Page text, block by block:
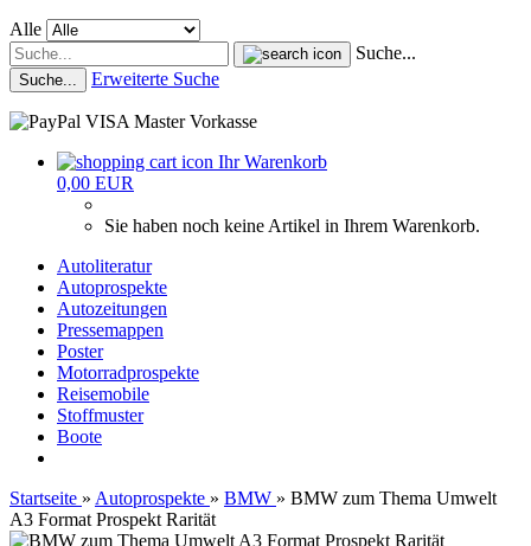
Alle
Suche...
Suche... Erweiterte Suche
Ihr Warenkorb
0,00 EUR
Sie haben noch keine Artikel in Ihrem Warenkorb.
Autoliteratur
Autoprospekte
Autozeitungen
Pressemappen
Poster
Motorradprospekte
Reisemobile
Stoffmuster
Boote
Startseite » Autoprospekte » BMW » BMW zum Thema Umwelt
A3 Format Prospekt Rarität